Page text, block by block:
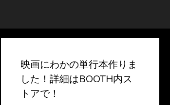
映画にわかの単行本作りま
した！詳細はBOOTH内ス
トアで！